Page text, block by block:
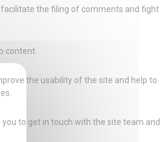
the filing of comments and fight
content.
the usability of the site and help to
to get in touch with the site team and